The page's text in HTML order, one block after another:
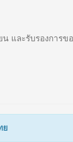
และรับรองการข
ย